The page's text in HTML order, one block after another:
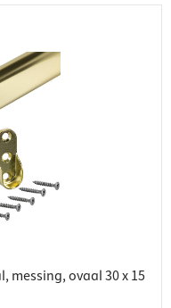
messing, ovaal 30 x 15